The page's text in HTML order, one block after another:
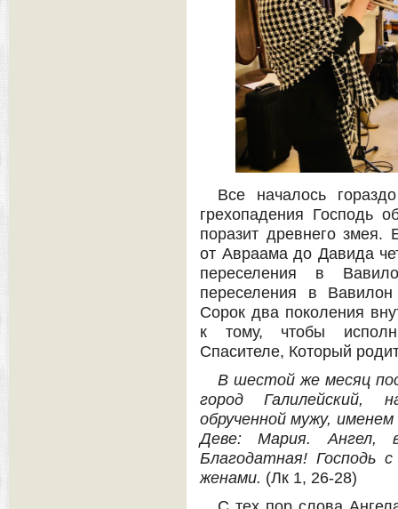
Все началось
грехопадения Господь
поразит древнего змея.
от Авраама до Давида
переселения в
переселения в
Сорок два поколения
к тому, чтобы
Спасителе, Который
В шестой же месяц
город Галилейский,
обрученной мужу,
Деве: Мария. Ангел,
Благодатная! Господь
женами. (Лк 1, 26-28)